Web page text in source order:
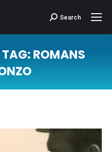
Cerca:Search
ROMANS